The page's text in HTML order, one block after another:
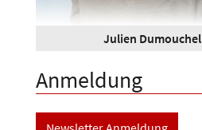
Julien Dumouchel
Anmeldung